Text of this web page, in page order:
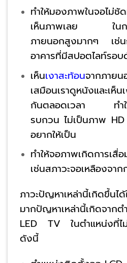
ทำให้มองภาพในจอไม่ชั
เห็นภาพเลย ในกร
ภายนอกสูงมากๆ เช่
อาคารที่มีสปอตไลท์รอบ
เห็นเงาสะท้อนจากภาย
เสมือนเราดูหนังและเห็น
กันตลอดเวลา ทำให้
รบกวน ไม่เป็นภาพ
อยากให้เป็น
ทำให้จอภาพเกิดการเสื่
เช่นสภาวะจอเหลืองจา
ภาวะปัญหาเหล่านี้เกิดขึ้น
มากปัญหาเหล่านี้เกิดจาก
LED TV ในตำแหน่งที่ไม่
ดังนี้